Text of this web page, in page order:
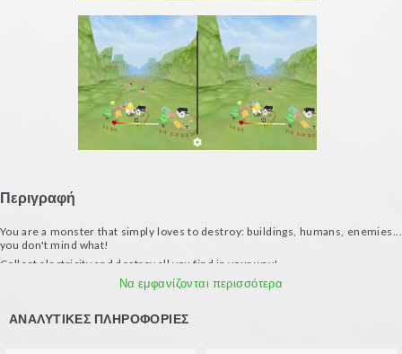
Περιγραφή
You are a monster that simply loves to destroy: buildings, humans, enemies...
you don't mind what!
Collect electricity and destroy all you find in your way!
- Endless running game
Να εμφανίζονται περισσότερα
ΑΝΑΛΥΤΙΚΈΣ ΠΛΗΡΟΦΟΡΊΕΣ